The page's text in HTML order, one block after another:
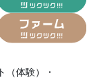
（体験）
・